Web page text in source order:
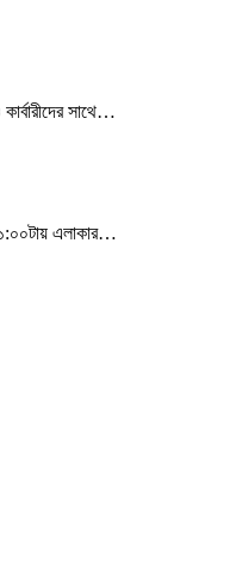
সাথে…
এলাকার…